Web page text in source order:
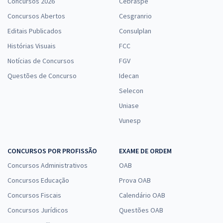
Concursos Abertos
Editais Publicados
Histórias Visuais
Notícias de Concursos
Questões de Concurso
Cesgranrio
Consulplan
FCC
FGV
Idecan
Selecon
Uniase
Vunesp
CONCURSOS POR PROFISSÃO
Concursos Administrativos
Concursos Educação
Concursos Fiscais
Concursos Jurídicos
EXAME DE ORDEM
OAB
Prova OAB
Calendário OAB
Questões OAB